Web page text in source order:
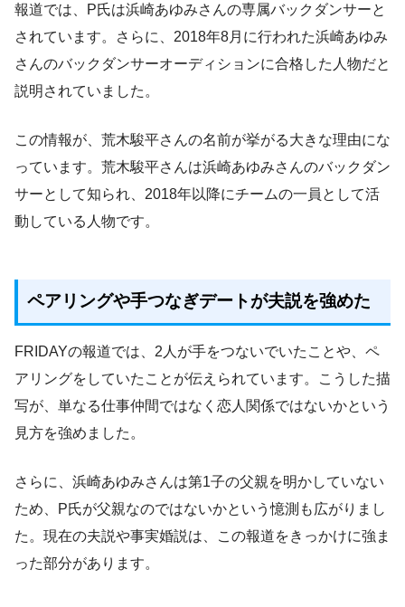
報道では、P氏は浜崎あゆみさんの専属バックダンサーと
されています。さらに、2018年8月に行われた浜崎あゆみ
さんのバックダンサーオーディションに合格した人物だと
説明されていました。
この情報が、荒木駿平さんの名前が挙がる大きな理由にな
っています。荒木駿平さんは浜崎あゆみさんのバックダン
サーとして知られ、2018年以降にチームの一員として活
動している人物です。
ペアリングや手つなぎデートが夫説を強めた
FRIDAYの報道では、2人が手をつないでいたことや、ペ
アリングをしていたことが伝えられています。こうした描
写が、単なる仕事仲間ではなく恋人関係ではないかという
見方を強めました。
さらに、浜崎あゆみさんは第1子の父親を明かしていない
ため、P氏が父親なのではないかという憶測も広がりまし
た。現在の夫説や事実婚説は、この報道をきっかけに強ま
った部分があります。